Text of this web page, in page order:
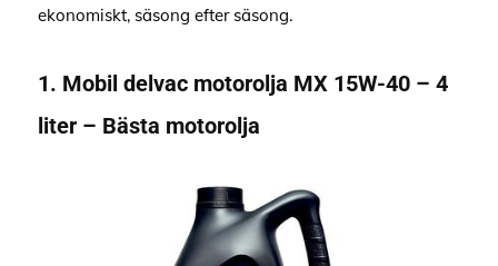
ekonomiskt, säsong efter säsong.
1. Mobil delvac motorolja MX 15W-40 – 4
liter – Bästa motorolja